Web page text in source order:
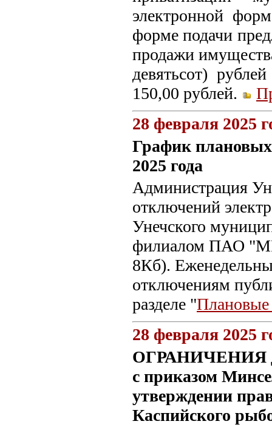
электронной
форме подачи
продажи
девятьсот)
150,00 рублей.
28 февраля 2025
График
2025 года
Администрация
отключений
Унечского
филиалом ПАО
8Кб).
отключениям
разделе "
28 февраля 2025
ОГРАНИЧЕНИЯ
с приказом
утверждении
Каспийского